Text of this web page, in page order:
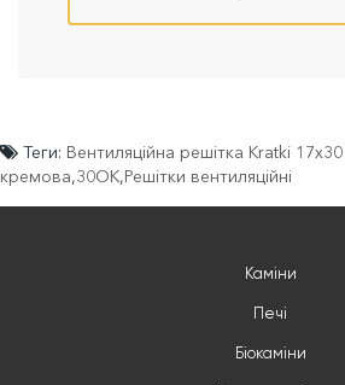
Теги: Вентиляційна решітка Kratki
кремова,30OK,Решітки вентиляційні
Каміни
Печі
Біокаміни